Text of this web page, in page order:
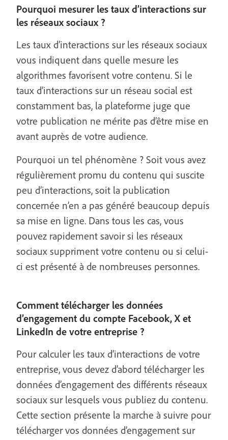
Pourquoi mesurer les taux d’interactions sur
les réseaux sociaux ?
Les taux d’interactions sur les réseaux sociaux
vous indiquent dans quelle mesure les
algorithmes favorisent votre contenu. Si le
taux d’interactions sur un réseau social est
constamment bas, la plateforme juge que
votre publication ne mérite pas d’être mise en
avant auprès de votre audience.
Pourquoi un tel phénomène ? Soit vous avez
régulièrement promu du contenu qui suscite
peu d’interactions, soit la publication
concernée n’en a pas généré beaucoup depuis
sa mise en ligne. Dans tous les cas, vous
pouvez rapidement savoir si les réseaux
sociaux suppriment votre contenu ou si celui-
ci est présenté à de nombreuses personnes.
Comment télécharger les données
d’engagement du compte Facebook, X et
LinkedIn de votre entreprise ?
Pour calculer les taux d’interactions de votre
entreprise, vous devez d’abord télécharger les
données d’engagement des différents réseaux
sociaux sur lesquels vous publiez du contenu.
Cette section présente la marche à suivre pour
télécharger vos données d’engagement sur